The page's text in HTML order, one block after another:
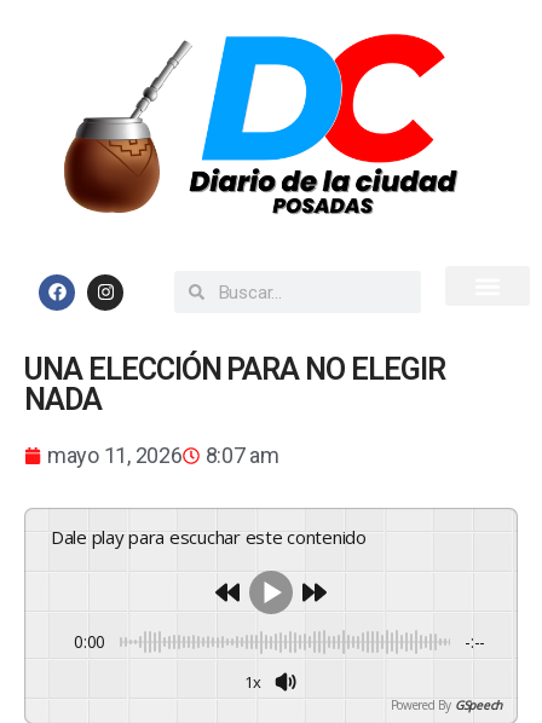
UNA ELECCIÓN PARA NO ELEGIR
NADA
mayo 11, 2026 8:07 am
Dale play para escuchar este contenido
0:00 -:--
1x
Powered By GSpeech